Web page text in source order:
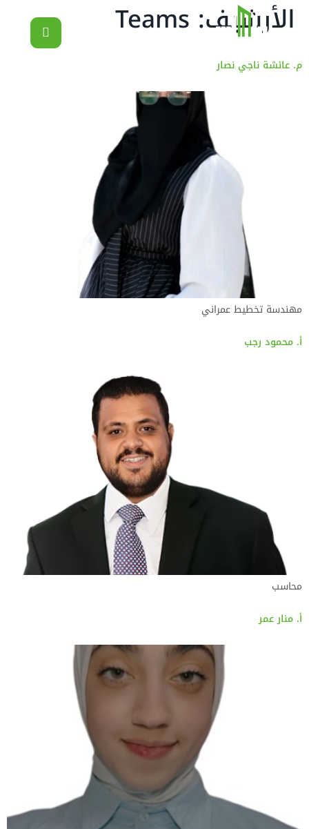
الأرشيف: Teams
م. عائشة ناجي نصار
مهندسة تخطيط عمراني
أ. محمود رجب
محاسب
أ. منار عمر